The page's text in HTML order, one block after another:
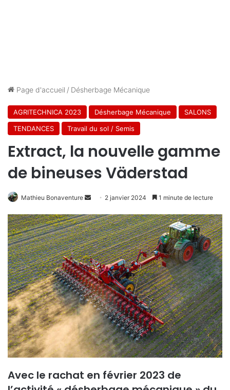
Page d'accueil / Désherbage Mécanique
AGRITECHNICA 2023 Désherbage Mécanique
SALONS
TENDANCES
Travail du sol / Semis
Extract, la nouvelle gamme
de bineuses Väderstad
Mathieu Bonaventure
Envoyer
courriel
2 janvier 2024 1 minute de lecture
Avec le rachat en février 2023 de